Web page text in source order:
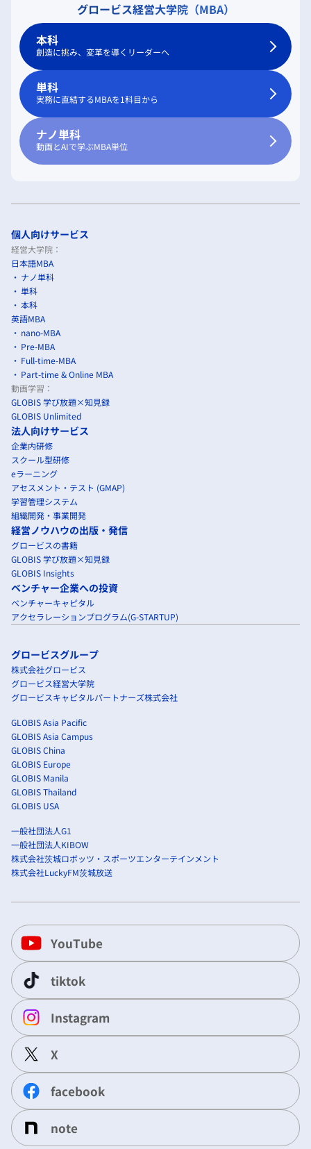
グロービス経営大学院（MBA）
本科
創造に挑み、変革を導くリーダーへ
単科
実務に直結するMBAを1科目から
ナノ単科
動画とAIで学ぶMBA単位
個人向けサービス
経営大学院：
日本語MBA
ナノ単科
単科
本科
英語MBA
nano-MBA
Pre-MBA
Full-time-MBA
Part-time & Online MBA
動画学習：
GLOBIS 学び放題×知見録
GLOBIS Unlimited
法人向けサービス
企業内研修
スクール型研修
eラーニング
アセスメント・テスト (GMAP)
学習管理システム
組織開発・事業開発
経営ノウハウの出版・発信
グロービスの書籍
GLOBIS 学び放題×知見録
GLOBIS Insights
ベンチャー企業への投資
ベンチャーキャピタル
アクセラレーションプログラム(G-STARTUP)
グロービスグループ
株式会社グロービス
グロービス経営大学院
グロービスキャピタルパートナーズ株式会社
GLOBIS Asia Pacific
GLOBIS Asia Campus
GLOBIS China
GLOBIS Europe
GLOBIS Manila
GLOBIS Thailand
GLOBIS USA
一般社団法人G1
一般社団法人KIBOW
株式会社茨城ロボッツ・スポーツエンターテインメント
株式会社LuckyFM茨城放送
YouTube
tiktok
Instagram
X
facebook
note